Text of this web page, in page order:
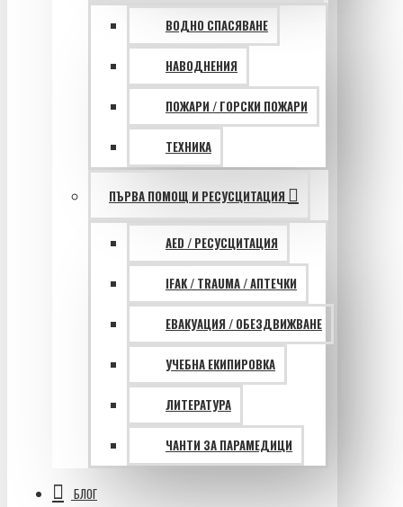
ВОДНО СПАСЯВАНЕ
НАВОДНЕНИЯ
ПОЖАРИ / ГОРСКИ ПОЖАРИ
ТЕХНИКА
ПЪРВА ПОМОЩ И РЕСУСЦИТАЦИЯ
AED / РЕСУСЦИТАЦИЯ
IFAK / TRAUMA / АПТЕЧКИ
ЕВАКУАЦИЯ / ОБЕЗДВИЖВАНЕ
УЧЕБНА ЕКИПИРОВКА
ЛИТЕРАТУРА
ЧАНТИ ЗА ПАРАМЕДИЦИ
БЛОГ